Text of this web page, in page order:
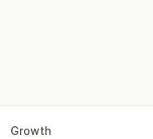
Growth